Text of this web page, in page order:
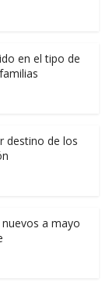
en el tipo de
destino de los
a mayo